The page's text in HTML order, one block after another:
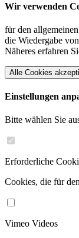
Wir verwenden
für den
die Wiedergabe
Näheres erfahren
Alle Cookies
Einstellungen
Bitte wählen Sie
Erforderliche
Cookies, die für
Vimeo Videos